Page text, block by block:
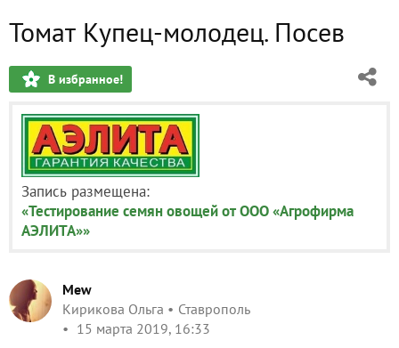
Томат Купец-молодец. Посев
В избранное!
Запись размещена:
«Тестирование семян овощей от ООО «Агрофирма
АЭЛИТА»»
Mew
Кирикова Ольга
Ставрополь
15 марта 2019, 16:33